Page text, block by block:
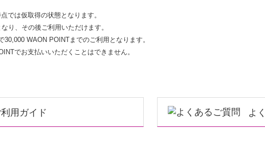
では仮取得の状態となります。
り、その後ご利用いただけます。
WAON POINTまでのご利用となります。
でお支払いいただくことはできません。
用ガイド よ